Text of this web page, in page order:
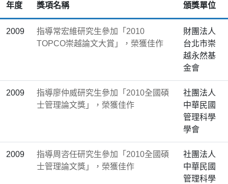
年度 獎項名稱 頒獎單位
2009
指導常宏維研究生參加「2010
TOPCO崇越論文大賞」，榮獲佳作
財團法人
台北市崇
越永然基
金會
2009
指導廖仲威研究生參加「2010全國碩
士管理論文獎」，榮獲佳作
社團法人
中華民國
管理科學
學會
2009
指導周咨任研究生參加「2010全國碩
士管理論文獎」，榮獲佳作
社團法人
中華民國
管理科學